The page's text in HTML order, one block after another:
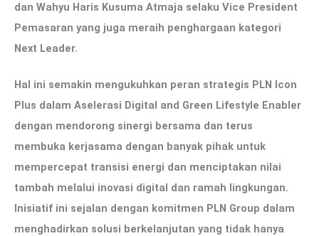
dan Wahyu Haris Kusuma Atmaja selaku Vice President
Pemasaran yang juga meraih penghargaan kategori
Next Leader.
Hal ini semakin mengukuhkan peran strategis PLN Icon
Plus dalam Aselerasi Digital and Green Lifestyle Enabler
dengan mendorong sinergi bersama dan terus
membuka kerjasama dengan banyak pihak untuk
mempercepat transisi energi dan menciptakan nilai
tambah melalui inovasi digital dan ramah lingkungan.
Inisiatif ini sejalan dengan komitmen PLN Group dalam
menghadirkan solusi berkelanjutan yang tidak hanya